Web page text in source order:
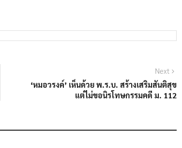
Next
‘หมอวรงค์’ เห็นด้วย พ.ร.บ. สร้างเสริมสันติสุข
แต่ไม่ขอนิรโทษกรรมคดี ม. 112